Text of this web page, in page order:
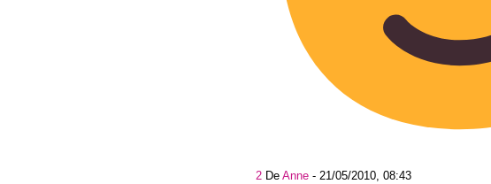
2 De Anne - 21/05/2010, 08:43